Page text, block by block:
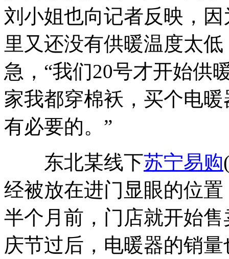
刘小姐也向记者反映，
里又还没有供暖温度太
急，“我们20号才开始
家我都穿棉袄，买个电
有必要的。”
东北某线下苏宁易购
经被放在进门显眼的位
半个月前，门店就开始
庆节过后，电暖器的销